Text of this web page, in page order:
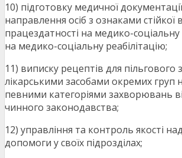
10) підготовку медичної
направлення осіб з ознаками стійкої
працездатності на медико-соціальну
на медико-соціальну реабілітацію;
11) виписку рецептів для пільгового
лікарськими засобами окремих груп
певними категоріями захворювань
чинного законодавства;
12) управління та контроль якості
допомоги у своїх підрозділах;